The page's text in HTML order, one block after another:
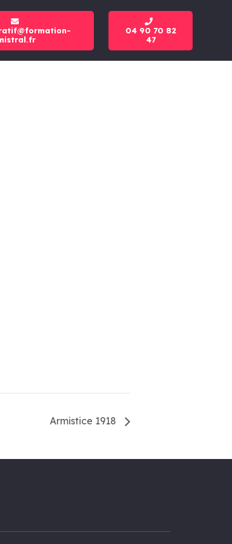
04 90 70 82
47
Armistice 1918